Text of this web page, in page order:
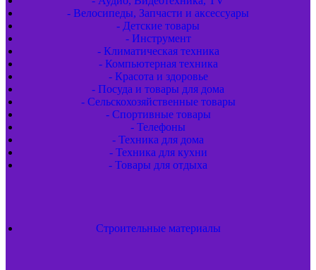
- Велосипеды, Запчасти и аксессуары
- Детские товары
- Инструмент
- Климатическая техника
- Компьютерная техника
- Красота и здоровье
- Посуда и товары для дома
- Сельскохозяйственные товары
- Спортивные товары
- Телефоны
- Техника для дома
- Техника для кухни
- Товары для отдыха
Строительные материалы